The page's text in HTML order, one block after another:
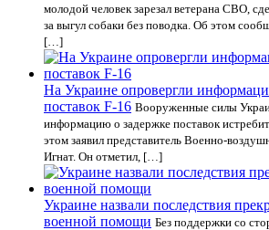
молодой человек зарезал ветерана СВО,
за выгул собаки без поводка. Об этом
[…]
На Украине опровергли
поставок F-16 Вооруженные силы
информацию о задержке поставок
этом заявил представитель Военно-
Игнат. Он отметил, […]
Украине назвали последствия
военной помощи Без поддержки со